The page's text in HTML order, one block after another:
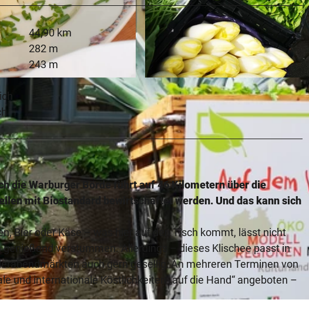
© Kulturland Kreis Höxter, K. Krajewski, Katja Krajewski |CC-BY-SA
44,90 km
282 m
243 m
die Warburger Börde führt auf 46 Kilometern über die
mit Biostandard bewirtschaftet werden. Und das kann sich
Bier oder Käse – was hier auf den Tisch kommt, lässt nicht
verstummen. Allerdings – dieses Klischee passt in
auch gern gesellig: An mehreren Terminen von
und internationale Köstlichkeiten „auf die Hand“ angeboten –